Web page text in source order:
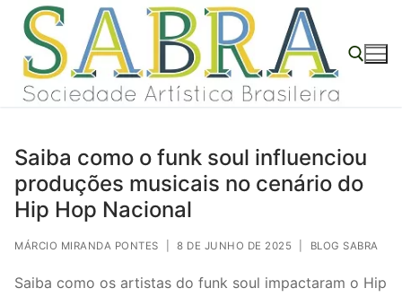
conteúdo
Pular
para
conteúdo
Saiba como o funk soul influenciou
produções musicais no cenário do
Hip Hop Nacional
MÁRCIO MIRANDA PONTES 8 DE JUNHO DE 2025 BLOG SABRA
Saiba como os artistas do funk soul impactaram o Hip